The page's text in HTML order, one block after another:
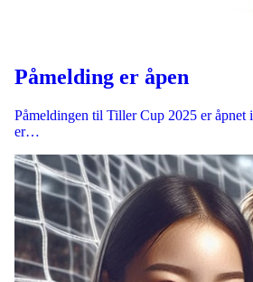
Påmelding er åpen
​Påmeldingen til Tiller Cup 2025 er åpnet
er…